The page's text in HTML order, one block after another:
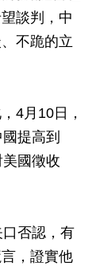
談判，中
不跪的立
4月10日，
提高到
國徵收
否認，有
，證實他